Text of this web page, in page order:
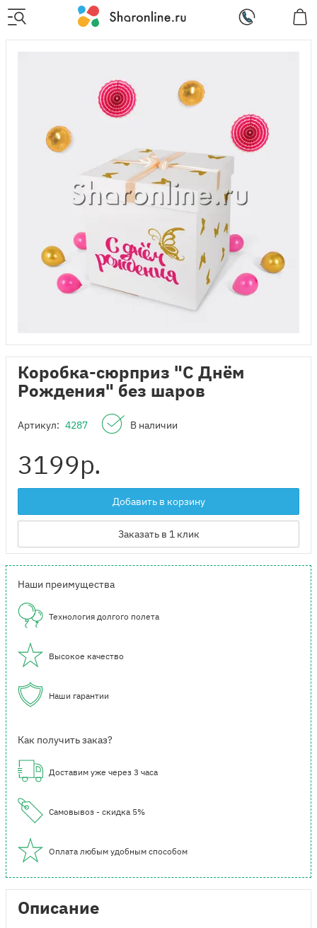
Коробка-сюрприз "С Днём
Рождения" без шаров
Артикул: 4287 В наличии
3199р.
Добавить в корзину
Заказать в 1 клик
Наши преимущества
Технология долгого полета
Высокое качество
Наши гарантии
Как получить заказ?
Доставим уже через 3 часа
Самовывоз - скидка 5%
Оплата любым удобным способом
Описание